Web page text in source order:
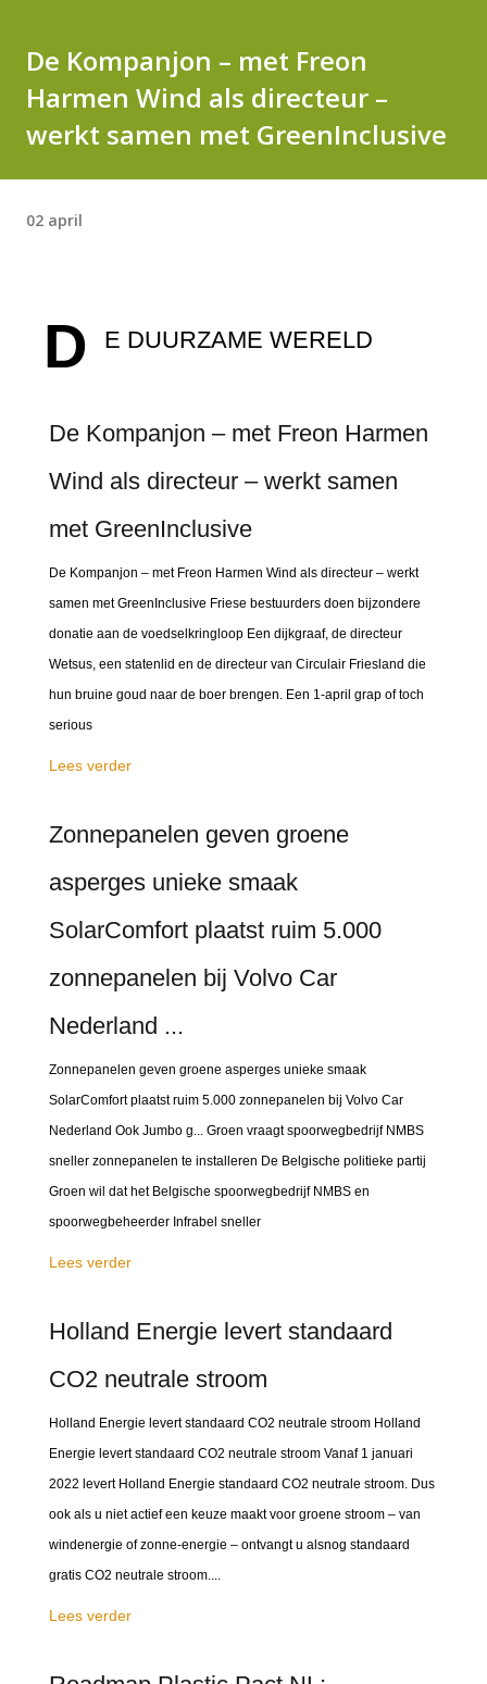
De Kompanjon – met Freon
Harmen Wind als directeur –
werkt samen met GreenInclusive
02 april
D E DUURZAME WERELD
De Kompanjon – met Freon Harmen
Wind als directeur – werkt samen
met GreenInclusive
De Kompanjon – met Freon Harmen Wind als directeur – werkt
samen met GreenInclusive Friese bestuurders doen bijzondere
donatie aan de voedselkringloop Een dijkgraaf, de directeur
Wetsus, een statenlid en de directeur van Circulair Friesland die
hun bruine goud naar de boer brengen. Een 1-april grap of toch
serious
Lees verder
Zonnepanelen geven groene
asperges unieke smaak
SolarComfort plaatst ruim 5.000
zonnepanelen bij Volvo Car
Nederland ...
Zonnepanelen geven groene asperges unieke smaak
SolarComfort plaatst ruim 5.000 zonnepanelen bij Volvo Car
Nederland Ook Jumbo g... Groen vraagt spoorwegbedrijf NMBS
sneller zonnepanelen te installeren ​De Belgische politieke partij
Groen wil dat het Belgische spoorwegbedrijf NMBS en
spoorwegbeheerder Infrabel sneller
Lees verder
Holland Energie levert standaard
CO2 neutrale stroom
Holland Energie levert standaard CO2 neutrale stroom Holland
Energie levert standaard CO2 neutrale stroom Vanaf 1 januari
2022 levert Holland Energie standaard CO2 neutrale stroom. Dus
ook als u niet actief een keuze maakt voor groene stroom – van
windenergie of zonne-energie – ontvangt u alsnog standaard
gratis CO2 neutrale stroom....
Lees verder